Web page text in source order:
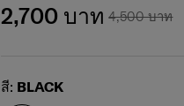
4,500 บาท
2,700 บาท
Select
สี: BLACK